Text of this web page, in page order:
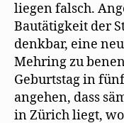
liegen falsch.
Bautätigkeit der
denkbar, eine
Mehring zu
Geburtstag in
angehen, dass
in Zürich liegt,